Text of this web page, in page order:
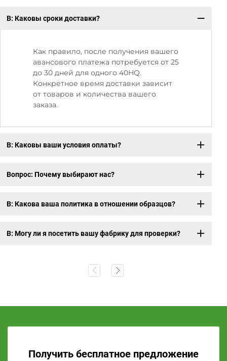
В: Каковы сроки доставки?
Как правило, после получения вашего
авансового платежа потребуется от 25
до 30 дней для одного 40HQ.
Конкретное время доставки зависит
от товаров и количества вашего
заказа.
В: Каковы ваши условия оплаты?
Вопрос: Почему выбирают нас?
В: Какова ваша политика в отношении образцов?
В: Могу ли я посетить вашу фабрику для проверки?
Получить бесплатное предложение